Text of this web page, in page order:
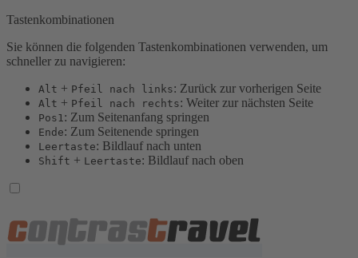
Tastenkombinationen
Sie können die folgenden Tastenkombinationen verwenden, um
schneller zu navigieren:
Alt + Pfeil nach links: Zurück zur vorherigen Seite
Alt + Pfeil nach rechts: Weiter zur nächsten Seite
Pos1: Zum Seitenanfang springen
Ende: Zum Seitenende springen
Leertaste: Bildlauf nach unten
Shift + Leertaste: Bildlauf nach oben